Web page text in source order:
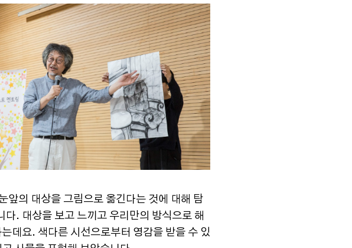
앞의 대상을 그림으로 옮긴다는 것에 대해 탐
. 대상을 보고 느끼고 우리만의 방식으로 해
데요. 색다른 시선으로부터 영감을 받을 수 있